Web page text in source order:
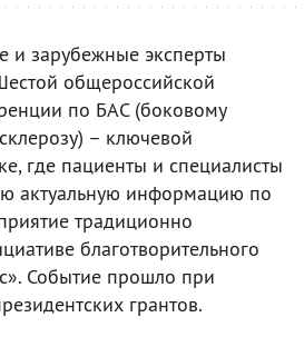
и зарубежные эксперты
общероссийской
по БАС (боковому
– ключевой
где пациенты и специалисты
актуальную информацию по
традиционно
благотворительного
Событие прошло при
грантов.